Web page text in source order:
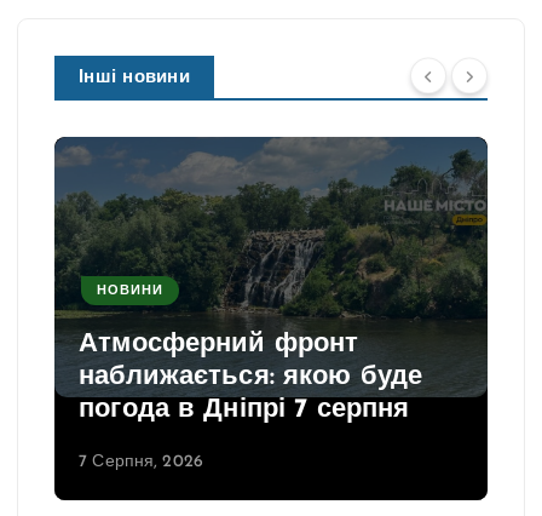
Інші новини
НОВИНИ
Атмосферний фронт
наближається: якою буде
погода в Дніпрі 7 серпня
7 Серпня, 2026